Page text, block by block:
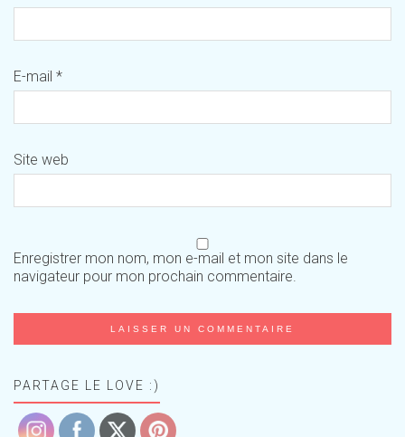
E-mail *
Site web
Enregistrer mon nom, mon e-mail et mon site dans le
navigateur pour mon prochain commentaire.
PARTAGE LE LOVE :)